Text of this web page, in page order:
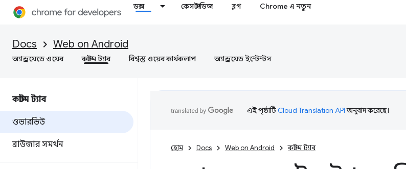
ডক্স কেস স্টাডিজ ব্লগ Chrome এ নতুন
Docs Web on Android
অ্যান্ড্রয়েডে ওয়েব কাস্টম ট্যাব বিশ্বস্ত ওয়েব কার্যকলাপ অ্যান্ড্রয়েড ইন্টেন্টস
কাস্টম ট্যাব
ওভারভিউ
ব্রাউজার সমর্থন
এই পৃষ্ঠাটিCloud Translation APIঅনুবাদ করেছে।
হোম Docs Web on Android কাস্টম ট্যাব